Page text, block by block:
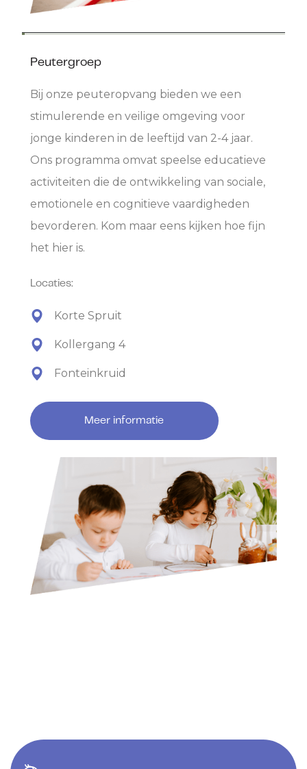
Peutergroep
Bij onze peuteropvang bieden we een
stimulerende en veilige omgeving voor
jonge kinderen in de leeftijd van 2-4 jaar.
Ons programma omvat speelse educatieve
activiteiten die de ontwikkeling van sociale,
emotionele en cognitieve vaardigheden
bevorderen. Kom maar eens kijken hoe fijn
het hier is.
Locaties:
Korte Spruit
Kollergang 4
Fonteinkruid
Meer informatie